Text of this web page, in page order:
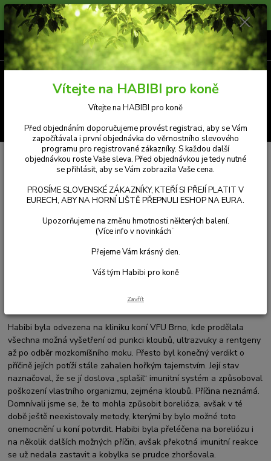
Prosíme zákazníky, kteří si přejí platit v Eurech, aby na horní liště přepnuli
měnu e-shopu na eura. Příjemný nákup.
CZK
Hledat
0ks
zaKč 0,00
STÁJ HABIBI Habibi - arabská klisna
HABIBI
https://www.habibiprokone.cz/PRIBEH-HABIBI-a1_16.htm
Habibi, mladá plnokrevná arabská klisna, těžce onemocněla rok
po svém narození. Příznaky onemocnění a reakce (nebo spíše
nereakce) na jakoukoliv terapii byly záhadou pro terénní
Habibi byla odvezena na kliniku koní VFU Brno, kde prodělala
všechna možná vyšetření od punkci kloubů, ultrazvuky a rentgeny
až po odběr mozkomíšního moku. Přesto byl konečný verdikt o
příčině jejích potíží stále zahalen hořkým tajemstvím. Její stav
naznačoval, že se jí doslova „splašil“ imunitní systém a způsoboval
poškození vlastního organizmu, zejména kloubů. Příčina neznámá.
Domnívali jsme se, že to mohla způsobit borelióza, avšak v té
době ještě neexistovaly metody, kterými by bylo možné toto
onemocnění u koní potvrdit. Habibi byla přeléčena na boreliózu i
na několik dalších možných příčin, avšak překotná imunitní reakce
se už nedala zastavit a kobylka se prudce zhoršovala.
Vítejte na HABIBI pro koně
Vítejte na HABIBI pro koně
Před objednáním doporučujeme provést registraci, aby se Vám
započítávala i první objednávka do věrnostního slevového
programu pro registrované zákazníky. S každou další
objednávkou roste Vaše sleva. Před objednávkou je tedy nutné
se přihlásit, aby se Vám zobrazila Vaše cena.
PROSÍME SLOVENSKÉ ZÁKAZNÍKY, KTEŘÍ SI PŘEJÍ PLATIT V
EURECH, ABY NA HORNÍ LIŠTĚ PŘEPNULI ESHOP NA EURA.
Upozorňujeme na změnu hmotnosti některých balení.
(Více info v novinkách¨
Přejeme Vám krásný den.
Váš tým Habibi pro koně
Zavřít